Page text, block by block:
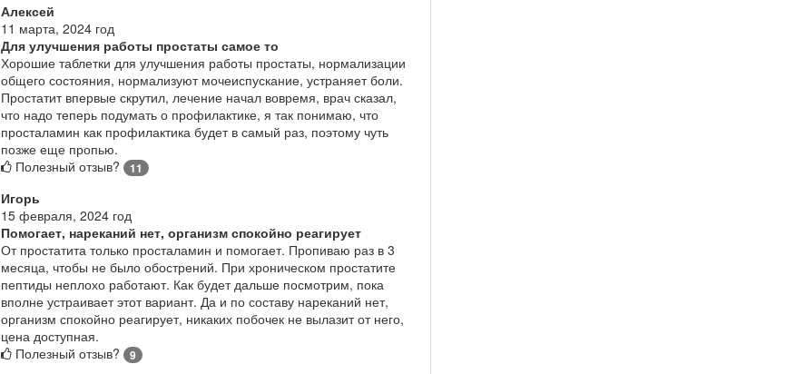
Алексей
11 марта, 2024 год
Для улучшения работы простаты самое то
Хорошие таблетки для улучшения работы простаты, нормализации
общего состояния, нормализуют мочеиспускание, устраняет боли.
Простатит впервые скрутил, лечение начал вовремя, врач сказал,
что надо теперь подумать о профилактике, я так понимаю, что
просталамин как профилактика будет в самый раз, поэтому чуть
позже еще пропью.
Полезный отзыв?
11
Игорь
15 февраля, 2024 год
Помогает, нареканий нет, организм спокойно реагирует
От простатита только просталамин и помогает. Пропиваю раз в 3
месяца, чтобы не было обострений. При хроническом простатите
пептиды неплохо работают. Как будет дальше посмотрим, пока
вполне устраивает этот вариант. Да и по составу нареканий нет,
организм спокойно реагирует, никаких побочек не вылазит от него,
цена доступная.
Полезный отзыв?
9